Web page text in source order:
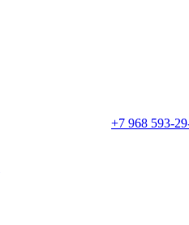
+7 968 593-